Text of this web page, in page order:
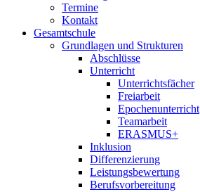
Termine
Kontakt
Gesamtschule
Grundlagen und Strukturen
Abschlüsse
Unterricht
Unterrichtsfächer
Freiarbeit
Epochenunterricht
Teamarbeit
ERASMUS+
Inklusion
Differenzierung
Leistungsbewertung
Berufsvorbereitung